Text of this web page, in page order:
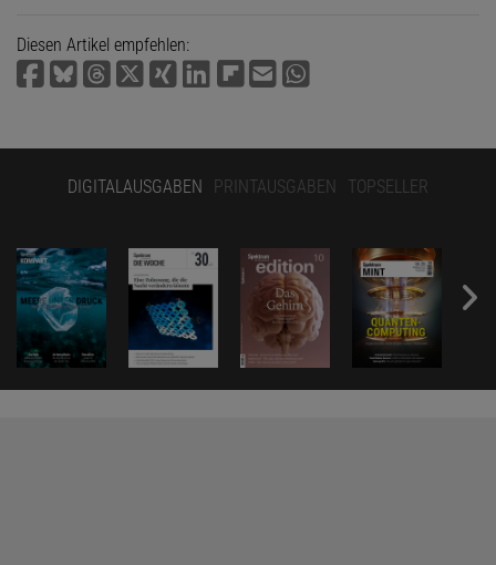
Diesen Artikel empfehlen:
DIGITALAUSGABEN PRINTAUSGABEN TOPSELLER